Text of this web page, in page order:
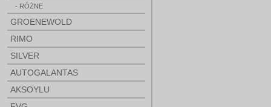
- RÓŻNE
GROENEWOLD
RIMO
SILVER
AUTOGALANTAS
AKSOYLU